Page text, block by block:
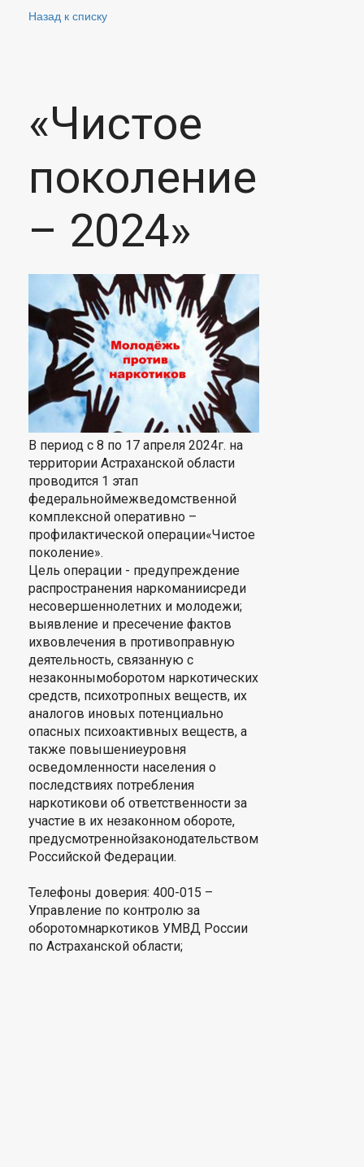
Назад к списку
«Чистое
поколение
– 2024»
В период с 8 по 17 апреля 2024г. на
территории Астраханской области
проводится 1 этап
федеральноймежведомственной
комплексной оперативно –
профилактической операции«Чистое
поколение».
Цель операции - предупреждение
распространения наркоманиисреди
несовершеннолетних и молодежи;
выявление и пресечение фактов
ихвовлечения в противоправную
деятельность, связанную с
незаконнымоборотом наркотических
средств, психотропных веществ, их
аналогов иновых потенциально
опасных психоактивных веществ, а
также повышениеуровня
осведомленности населения о
последствиях потребления
наркотикови об ответственности за
участие в их незаконном обороте,
предусмотреннойзаконодательством
Российской Федерации.
Телефоны доверия: 400-015 –
Управление по контролю за
оборотомнаркотиков УМВД России
по Астраханской области;